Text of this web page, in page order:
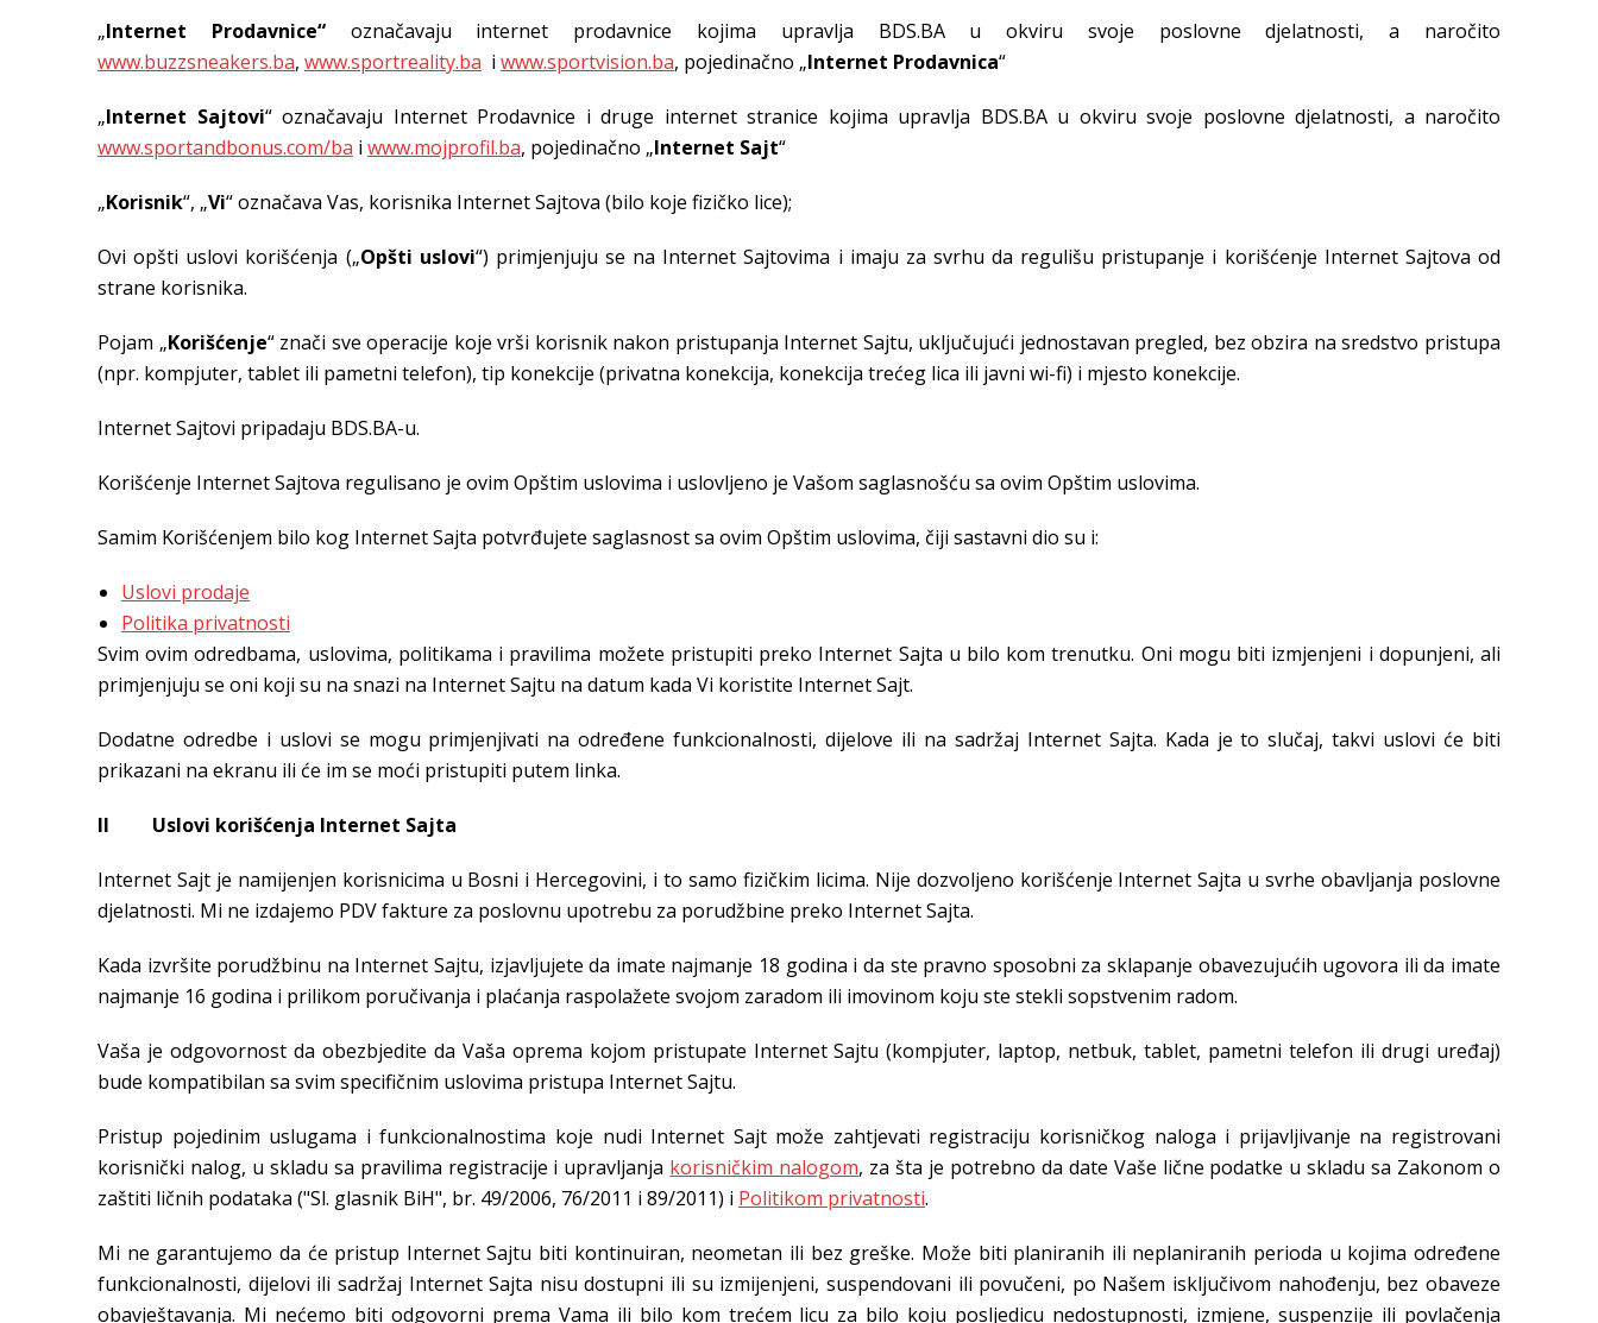
„Internet Prodavnice“ označavaju internet prodavnice kojima upravlja BDS.BA u okviru svoje poslovne djelatnosti, a naročito
www.buzzsneakers.ba, www.sportreality.ba i www.sportvision.ba, pojedinačno „Internet Prodavnica“
„Internet Sajtovi“ označavaju Internet Prodavnice i druge internet stranice kojima upravlja BDS.BA u okviru svoje poslovne djelatnosti, a naročito
www.sportandbonus.com/ba i www.mojprofil.ba, pojedinačno „Internet Sajt“
„Korisnik“, „Vi“ označava Vas, korisnika Internet Sajtova (bilo koje fizičko lice);
Ovi opšti uslovi korišćenja („Opšti uslovi“) primjenjuju se na Internet Sajtovima i imaju za svrhu da regulišu pristupanje i korišćenje Internet Sajtova od
strane korisnika.
Pojam „Korišćenje“ znači sve operacije koje vrši korisnik nakon pristupanja Internet Sajtu, uključujući jednostavan pregled, bez obzira na sredstvo pristupa
(npr. kompjuter, tablet ili pametni telefon), tip konekcije (privatna konekcija, konekcija trećeg lica ili javni wi-fi) i mjesto konekcije.
Internet Sajtovi pripadaju BDS.BA-u.
Korišćenje Internet Sajtova regulisano je ovim Opštim uslovima i uslovljeno je Vašom saglasnošću sa ovim Opštim uslovima.
Samim Korišćenjem bilo kog Internet Sajta potvrđujete saglasnost sa ovim Opštim uslovima, čiji sastavni dio su i:
Uslovi prodaje
Politika privatnosti
Svim ovim odredbama, uslovima, politikama i pravilima možete pristupiti preko Internet Sajta u bilo kom trenutku. Oni mogu biti izmjenjeni i dopunjeni, ali
primjenjuju se oni koji su na snazi na Internet Sajtu na datum kada Vi koristite Internet Sajt.
Dodatne odredbe i uslovi se mogu primjenjivati na određene funkcionalnosti, dijelove ili na sadržaj Internet Sajta. Kada je to slučaj, takvi uslovi će biti
prikazani na ekranu ili će im se moći pristupiti putem linka.
II Uslovi korišćenja Internet Sajta
Internet Sajt je namijenjen korisnicima u Bosni i Hercegovini, i to samo fizičkim licima. Nije dozvoljeno korišćenje Internet Sajta u svrhe obavljanja poslovne
djelatnosti. Mi ne izdajemo PDV fakture za poslovnu upotrebu za porudžbine preko Internet Sajta.
Kada izvršite porudžbinu na Internet Sajtu, izjavljujete da imate najmanje 18 godina i da ste pravno sposobni za sklapanje obavezujućih ugovora ili da imate
najmanje 16 godina i prilikom poručivanja i plaćanja raspolažete svojom zaradom ili imovinom koju ste stekli sopstvenim radom.
Vaša je odgovornost da obezbjedite da Vaša oprema kojom pristupate Internet Sajtu (kompjuter, laptop, netbuk, tablet, pametni telefon ili drugi uređaj)
bude kompatibilan sa svim specifičnim uslovima pristupa Internet Sajtu.
Pristup pojedinim uslugama i funkcionalnostima koje nudi Internet Sajt može zahtjevati registraciju korisničkog naloga i prijavljivanje na registrovani
korisnički nalog, u skladu sa pravilima registracije i upravljanja korisničkim nalogom, za šta je potrebno da date Vaše lične podatke u skladu sa Zakonom o
zaštiti ličnih podataka ("Sl. glasnik BiH", br. 49/2006, 76/2011 i 89/2011) i Politikom privatnosti.
Mi ne garantujemo da će pristup Internet Sajtu biti kontinuiran, neometan ili bez greške. Može biti planiranih ili neplaniranih perioda u kojima određene
funkcionalnosti, dijelovi ili sadržaj Internet Sajta nisu dostupni ili su izmijenjeni, suspendovani ili povučeni, po Našem isključivom nahođenju, bez obaveze
obavještavanja. Mi nećemo biti odgovorni prema Vama ili bilo kom trećem licu za bilo koju posljedicu nedostupnosti, izmjene, suspenzije ili povlačenja